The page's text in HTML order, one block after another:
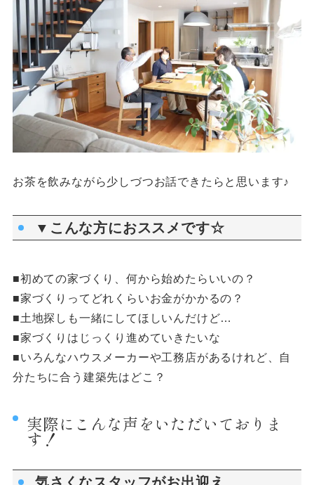
お茶を飲みながら少しづつお話できたらと思います♪
▼こんな方におススメです☆
■初めての家づくり、何から始めたらいいの？
■家づくりってどれくらいお金がかかるの？
■土地探しも一緒にしてほしいんだけど…
■家づくりはじっくり進めていきたいな
■いろんなハウスメーカーや工務店があるけれど、自
分たちに合う建築先はどこ？
実際にこんな声をいただいておりま
す！